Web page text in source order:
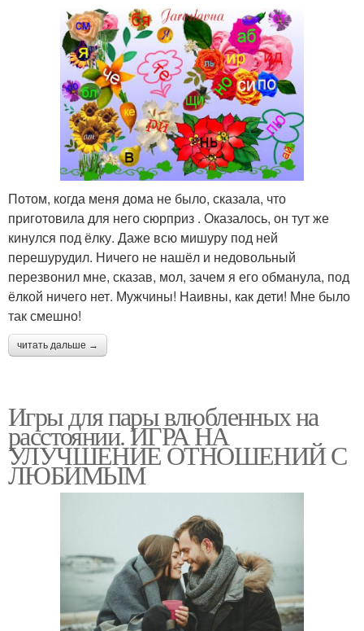
Потом, когда меня дома не было, сказала, что
приготовила для него сюрприз . Оказалось, он тут же
кинулся под ёлку. Даже всю мишуру под ней
перешурудил. Ничего не нашёл и недовольный
перезвонил мне, сказав, мол, зачем я его обманула, под
ёлкой ничего нет. Мужчины! Наивны, как дети! Мне было
так смешно!
читать дальше →
Игры для пары влюбленных на
расстоянии. ИГРА НА
УЛУЧШЕНИЕ ОТНОШЕНИЙ С
ЛЮБИМЫМ